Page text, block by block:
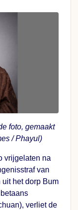
foto, gemaakt
/ Phayul)
vrijgelaten na
van
het dorp Bum
verliet de